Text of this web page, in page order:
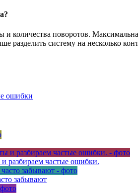
и количества поворотов.
систему на несколько
ошибки
разбираем частые ошибки.
забывают